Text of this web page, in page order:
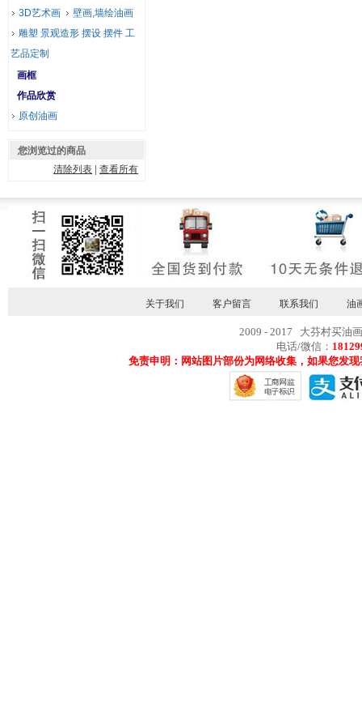
3D艺术画
壁画,墙绘油画
雕塑 景观造形 摆设 摆件 工
艺品定制
画框
作品欣赏
原创油画
您浏览过的商品
清除列表 |查看所有
关于我们 客户留言 联系我们 油
2009 - 2017 大芬村买油
电话/微信：
免责申明：网站图片部份为网络收集，如果您发